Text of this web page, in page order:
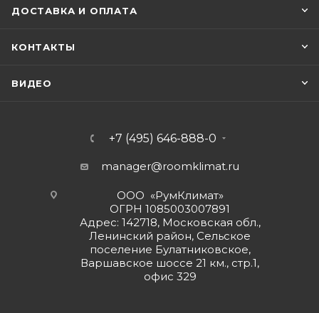
ДОСТАВКА И ОПЛАТА
КОНТАКТЫ
ВИДЕО
+7 (495) 646-888-0
manager@roomklimat.ru
ООО «РумКлимат»
ОГРН 1085003007891
Адрес: 142718, Московская обл.,
Ленинский район, Сельское
поселение Булатниковское,
Варшавское шоссе 21 км., стр.1,
офис 329